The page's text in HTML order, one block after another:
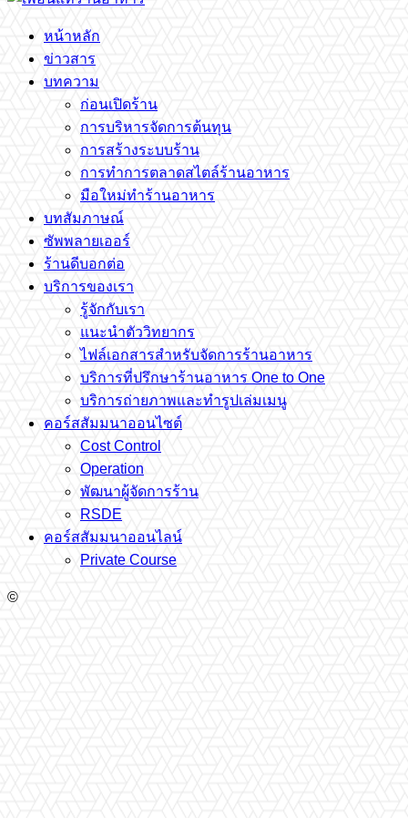
หน้าหลัก
ข่าวสาร
บทความ
ก่อนเปิดร้าน
การบริหารจัดการต้นทุน
การสร้างระบบร้าน
การทำการตลาดสไตล์ร้านอาหาร
มือใหม่ทำร้านอาหาร
บทสัมภาษณ์
ซัพพลายเออร์
ร้านดีบอกต่อ
บริการของเรา
รู้จักกับเรา
แนะนำตัววิทยากร
ไฟล์เอกสารสำหรับจัดการร้านอาหาร
บริการที่ปรึกษาร้านอาหาร One to One
บริการถ่ายภาพและทำรูปเล่มเมนู
คอร์สสัมมนาออนไซต์
Cost Control
Operation
พัฒนาผู้จัดการร้าน
RSDE
คอร์สสัมมนาออนไลน์
Private Course
©